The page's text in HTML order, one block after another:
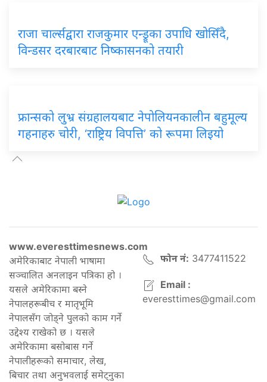
राजा चार्ल्सद्वारा राजकुमार एन्ड्रूका उपाधि खोसिँदै,
विन्डसर दरबारबाट निष्कासनको तयारी
फ्रान्सको लुभ्र संग्रहालयबाट नेपोलियनकालीन बहुमूल्य
गहनाहरु चोरी, ‘राष्ट्रिय विपत्ति’ को रूपमा लिइयो
www.everesttimesnews.com
अमेरिकाबाट नेपाली भाषामा
सञ्चालित अनलाइन पत्रिका हो ।
यसले अमेरिकामा बस्ने
नेपालहरूबीच र मातृभूमि
नेपालसँग जोड्ने पुलको काम गर्ने
उद्देश्य राखेको छ । यसले
अमेरिकामा बसोबास गर्ने
नेपालीहरूको समाचार, लेख,
बिचार तथा अनुभवलाई समेट्नुका
फोन नं: 3477411522
Email :
everesttimes@gmail.com